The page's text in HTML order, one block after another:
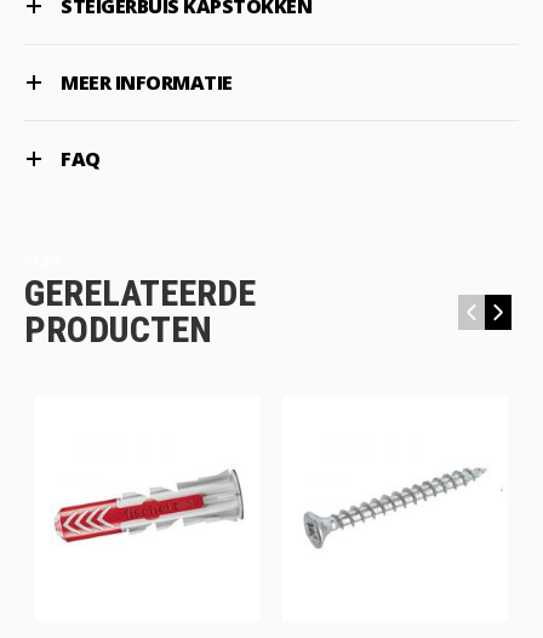
STEIGERBUIS KAPSTOKKEN
MEER INFORMATIE
FAQ
GERELATEERDE
PRODUCTEN
‹ ›